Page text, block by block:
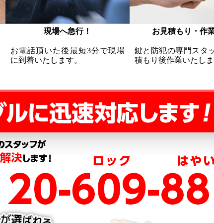
現場へ急行！
お電話頂いた後最短3分で現場
に到着いたします。
お見積もり・作
鍵と防犯の専門スタ
積もり後作業いたしま